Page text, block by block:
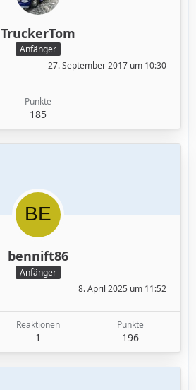
TruckerTom
Anfänger
27. September 2017 um 10:30
Punkte
185
bennift86
Anfänger
8. April 2025 um 11:52
Reaktionen
1
Punkte
196